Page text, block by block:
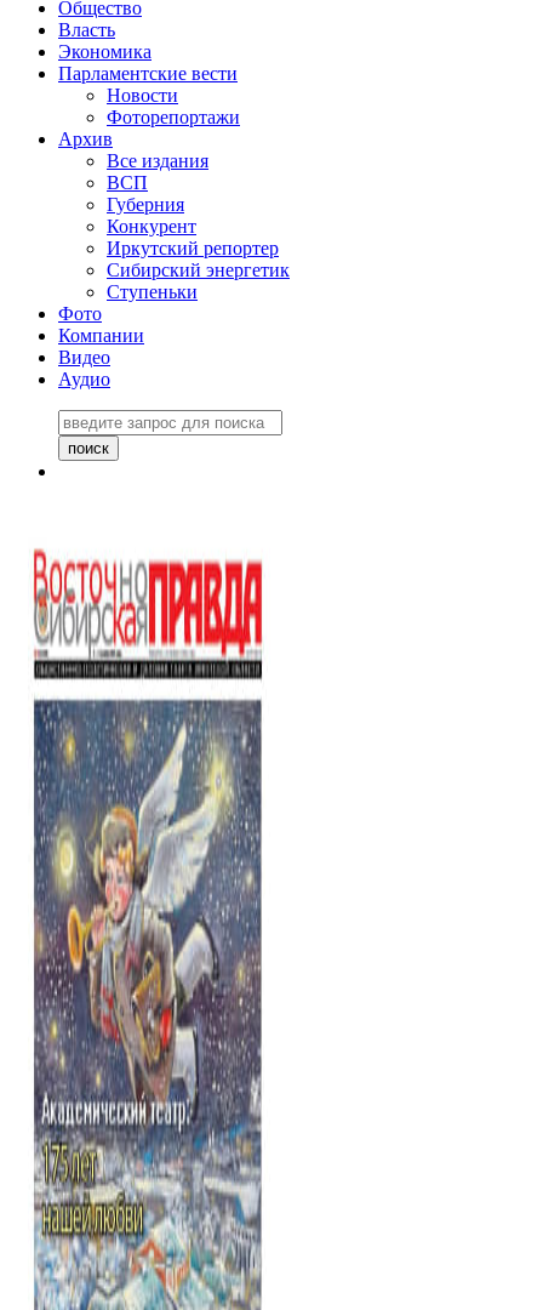
Общество
Власть
Экономика
Парламентские вести
Новости
Фоторепортажи
Архив
Все издания
ВСП
Губерния
Конкурент
Иркутский репортер
Сибирский энергетик
Ступеньки
Фото
Компании
Видео
Аудио